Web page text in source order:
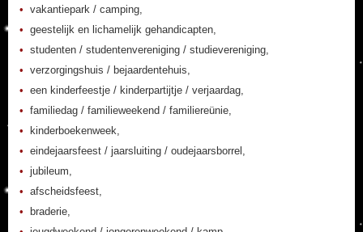
vakantiepark / camping,
geestelijk en lichamelijk gehandicapten,
studenten / studentenvereniging / studievereniging,
verzorgingshuis / bejaardentehuis,
een kinderfeestje / kinderpartijtje / verjaardag,
familiedag / familieweekend / familiereünie,
kinderboekenweek,
eindejaarsfeest / jaarsluiting / oudejaarsborrel,
jubileum,
afscheidsfeest,
braderie,